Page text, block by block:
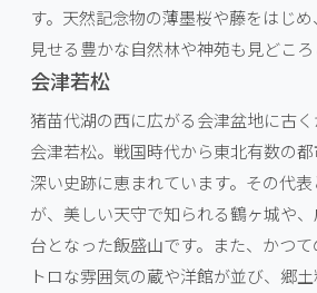
す。天然記念物の薄墨桜や藤をはじ
見せる豊かな自然林や神苑も見どころ
会津若松
猪苗代湖の西に広がる会津盆地に古く
会津若松。戦国時代から東北有数の
深い史跡に恵まれています。その代
が、美しい天守で知られる鶴ヶ城や
台となった飯盛山です。また、かつ
トロな雰囲気の蔵や洋館が並び、郷